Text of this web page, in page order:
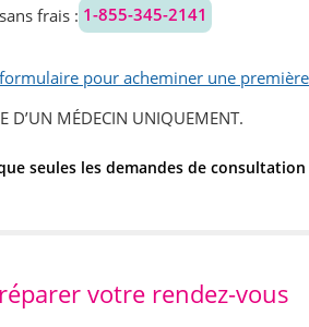
frais : 1-855-345-2141
formulaire pour acheminer une
D’UN MÉDECIN UNIQUEMENT.
seules les demandes de
votre rendez-vous